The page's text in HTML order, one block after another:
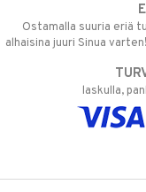
Ostamalla suuria eriä
alhaisina juuri Sinua
laskulla,